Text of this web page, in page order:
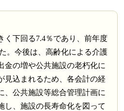
く下回る7.4％であり、前年度
。今後は、高齢化による介護
金の増や公共施設の老朽化に
見込まれるため、各会計の経
、公共施設等総合管理計画に
し、施設の長寿命化を図って